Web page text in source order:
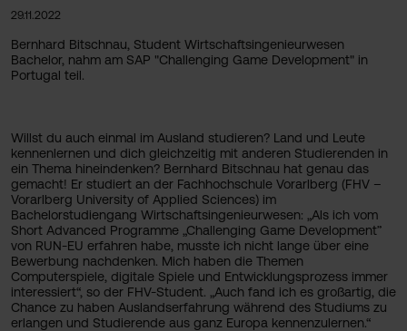
29.11.2022
Bernhard Bitschnau, Student Wirtschaftsingenieurwesen
Bachelor, nahm am SAP "Challenging Game Development" in
Portugal teil.
Willst du auch einmal im Ausland studieren? Land und Leute
kennenlernen und dich gleichzeitig mit anderen Studierenden in
ein Thema hineindenken? Bernhard Bitschnau hat genau das
gemacht! Er studiert an der Fachhochschule Vorarlberg (FHV –
Vorarlberg University of Applied Sciences) im
Bachelorstudiengang Wirtschaftsingenieurwesen: „Als ich vom
Short Advanced Programme „Challenging Game Development”
von RUN-EU erfahren habe, musste ich nicht lange über eine
Bewerbung nachdenken. Mich haben die Themen
Computerspiele, digitale Spiele und Entwicklungsprozess immer
interessiert“, so der FHV-Student. „Auch fand ich es großartig, die
Chance zu haben Auslandserfahrung während des Studiums zu
erlangen und Studierende aus ganz Europa kennenzulernen.“